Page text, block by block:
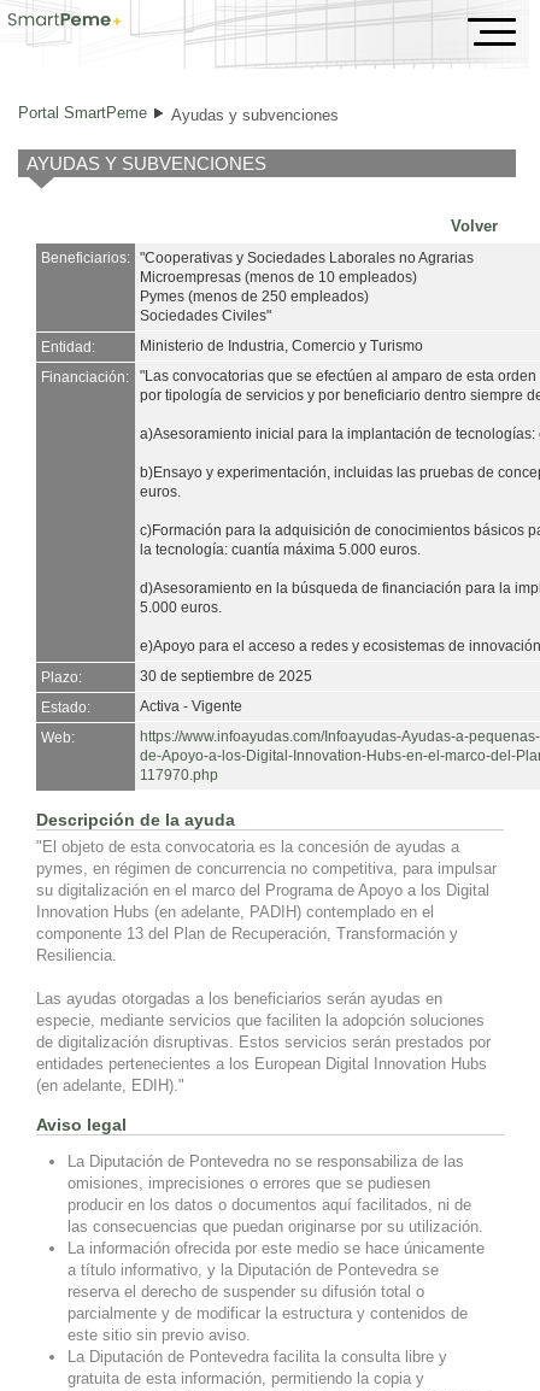
Ayudas y subvenciones
Portal SmartPeme Ayudas y subvenciones
AYUDAS Y SUBVENCIONES
Volver
Beneficiarios: "Cooperativas y Sociedades Laborales no Agrarias
Microempresas (menos de 10 empleados)
Pymes (menos de 250 empleados)
Sociedades Civiles"
Entidad:
Ministerio de Industria, Comercio y Turismo
Financiación:
"Las convocatorias que se efectúen al amparo de esta
por tipología de servicios y por beneficiario dentro siempre
a)Asesoramiento inicial para la implantación de
b)Ensayo y experimentación, incluidas las pruebas de
euros.
c)Formación para la adquisición de conocimientos básicos
la tecnología: cuantía máxima 5.000 euros.
d)Asesoramiento en la búsqueda de financiación para la
5.000 euros.
e)Apoyo para el acceso a redes y ecosistemas de
Plazo:
30 de septiembre de 2025
Estado:
Activa - Vigente
Web:
https://www.infoayudas.com/Infoayudas-Ayudas-a-
de-Apoyo-a-los-Digital-Innovation-Hubs-en-el-marco-del-
117970.php
Descripción de la ayuda
"El objeto de esta convocatoria es la concesión de ayudas a
pymes, en régimen de concurrencia no competitiva, para impulsar
su digitalización en el marco del Programa de Apoyo a los Digital
Innovation Hubs (en adelante, PADIH) contemplado en el
componente 13 del Plan de Recuperación, Transformación y
Resiliencia.
Las ayudas otorgadas a los beneficiarios serán ayudas en
especie, mediante servicios que faciliten la adopción soluciones
de digitalización disruptivas. Estos servicios serán prestados por
entidades pertenecientes a los European Digital Innovation Hubs
(en adelante, EDIH)."
Aviso legal
La Diputación de Pontevedra no se responsabiliza de las
omisiones, imprecisiones o errores que se pudiesen
producir en los datos o documentos aquí facilitados, ni de
las consecuencias que puedan originarse por su utilización.
La información ofrecida por este medio se hace únicamente
a título informativo, y la Diputación de Pontevedra se
reserva el derecho de suspender su difusión total o
parcialmente y de modificar la estructura y contenidos de
este sitio sin previo aviso.
La Diputación de Pontevedra facilita la consulta libre y
gratuita de esta información, permitiendo la copia y